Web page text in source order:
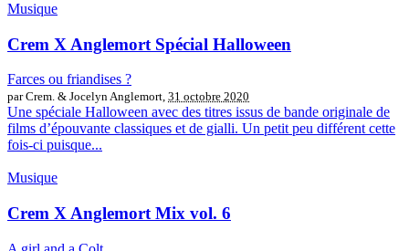
Musique
Crem X Anglemort Spécial Halloween
Farces ou friandises ?
par Crem. & Jocelyn Anglemort, 31 octobre 2020
Une spéciale Halloween avec des titres issus de bande originale de
films d’épouvante classiques et de gialli. Un petit peu différent cette
fois-ci puisque...
Musique
Crem X Anglemort Mix vol. 6